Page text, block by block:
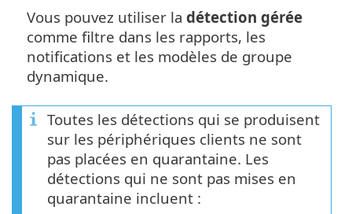
Vous pouvez utiliser la détection gérée
comme filtre dans les rapports, les
notifications et les modèles de groupe
dynamique.
Toutes les détections qui se produisent
sur les périphériques clients ne sont
pas placées en quarantaine. Les
détections qui ne sont pas mises en
quarantaine incluent :